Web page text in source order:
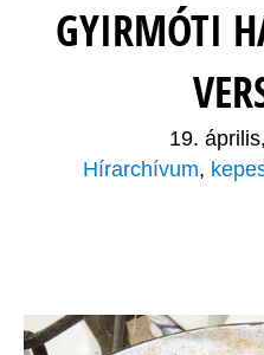
GYIRMÓTI
19.
Hírarchívum,